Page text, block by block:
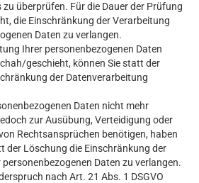
zu überprüfen. Für die Dauer der Prüfung
die Einschränkung der Verarbeitung
Daten zu verlangen.
Ihrer personenbezogenen Daten
geschieht, können Sie statt der
der Datenverarbeitung
Daten nicht mehr
zur Ausübung, Verteidigung oder
Rechtsansprüchen benötigen, haben
der Löschung die Einschränkung der
Daten zu verlangen.
nach Art. 21 Abs. 1 DSGVO